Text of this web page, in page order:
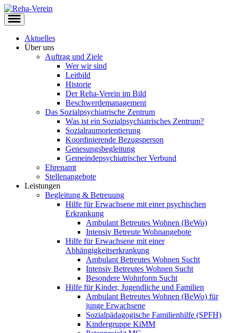
Aktuelles
Über uns
Auftrag und Ziele
Wer wir sind
Leitbild
Historie
Der Reha-Verein im Bild
Beschwerdemanagement
Das Sozialpsychiatrische Zentrum
Was ist ein Sozialpsychiatrisches Zentrum?
Sozialraumorientierung
Koordinierende Bezugsperson
Genesungsbegleitung
Gemeindepsychiatrischer Verbund
Ehrenamt
Stellenangebote
Leistungen
Begleitung & Betreuung
Hilfe für Erwachsene mit einer psychischen
Erkrankung
Ambulant Betreutes Wohnen (BeWo)
Intensiv Betreute Wohnangebote
Hilfe für Erwachsene mit einer
Abhängigkeitserkrankung
Ambulant Betreutes Wohnen Sucht
Intensiv Betreutes Wohnen Sucht
Besondere Wohnform Sucht
Hilfe für Kinder, Jugendliche und Familien
Ambulant Betreutes Wohnen (BeWo) für
junge Erwachsene
Sozialpädagogische Familienhilfe (SPFH)
Kindergruppe KiMM